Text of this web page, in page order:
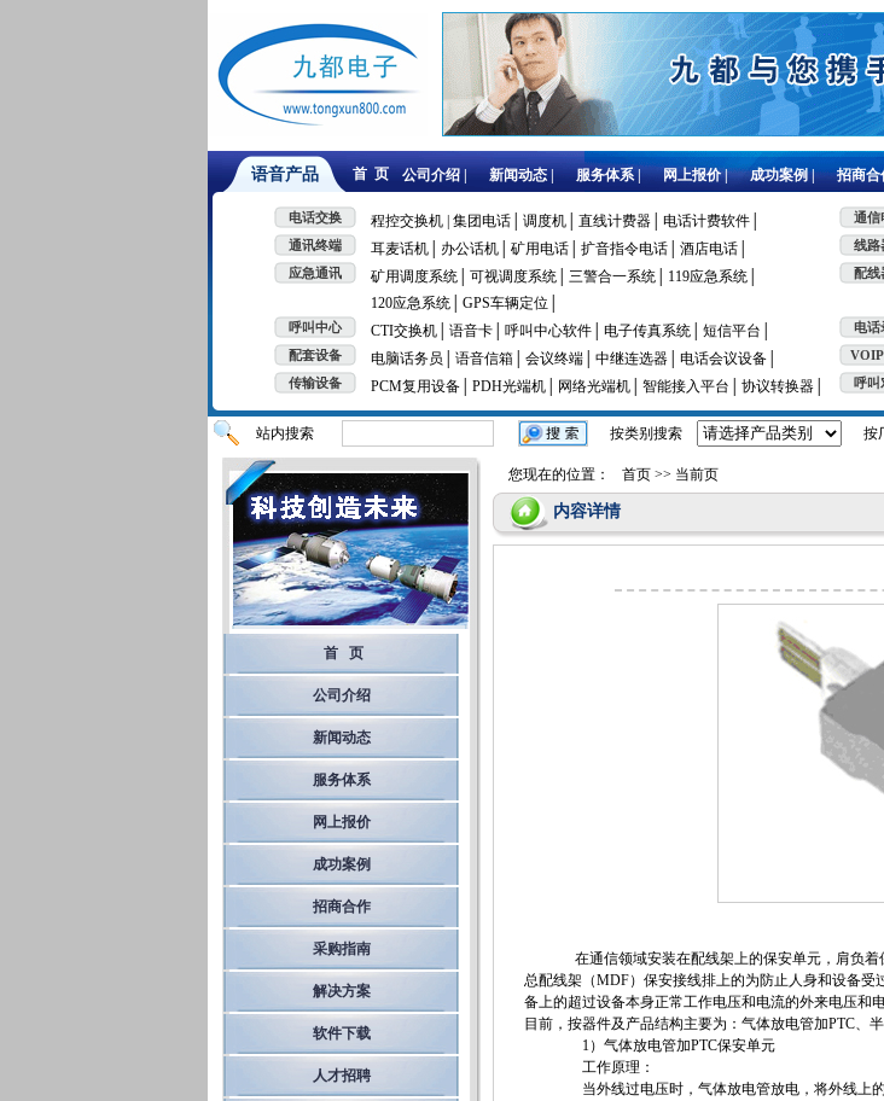
语音产品 首 页 公司介绍 | 新闻动态 | 服务体系 | 网上报价 | 成功案例 | 招商合
电话交换 程控交换机 | 集团电话│ 调度机│ 直线计费器│ 电话计费软件│
通讯终端 耳麦话机│ 办公话机│ 矿用电话│ 扩音指令电话│ 酒店电话│
应急通讯 矿用调度系统│ 可视调度系统│ 三警合一系统│
119应急系统│
120应急系统│ GPS车辆定位│
呼叫中心 CTI交换机│ 语音卡│ 呼叫中心软件│ 电子传真系统│ 短信平台│
配套设备 电脑话务员│ 语音信箱│ 会议终端│ 中继连选器│ 电话会议设备│
传输设备 PCM复用设备│ PDH光端机│ 网络光端机│ 智能接入平台│ 协议转换器│
通信
线路
配线
电话
呼叫
站内搜索 按类别搜索 按
首 页
公司介绍
新闻动态
服务体系
网上报价
成功案例
招商合作
采购指南
解决方案
软件下载
人才招聘
您现在的位置： 首页 >> 当前页
内容详情
在通信领域安装在配线架上的保安单元，肩负着
总配线架（MDF）保安接线排上的为防止人身和设备
备上的超过设备本身正常工作电压和电流的外来电压和
目前，按器件及产品结构主要为：气体放电管加PTC、
1）气体放电管加PTC保安单元
工作原理：
当外线过电压时，气体放电管放电，将外线上